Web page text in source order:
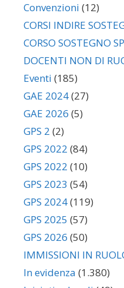
Convenzioni (12)
CORSI INDIRE
CORSO SOSTEGNO
DOCENTI NON DI
Eventi (185)
GAE 2024(27)
GAE 2026 (5)
GPS 2 (2)
GPS 2022 (84)
GPS 2022 (10)
GPS 2023 (54)
GPS 2024(119)
GPS 2025 (57)
GPS 2026 (50)
IMMISSIONI IN
In evidenza (1.380)